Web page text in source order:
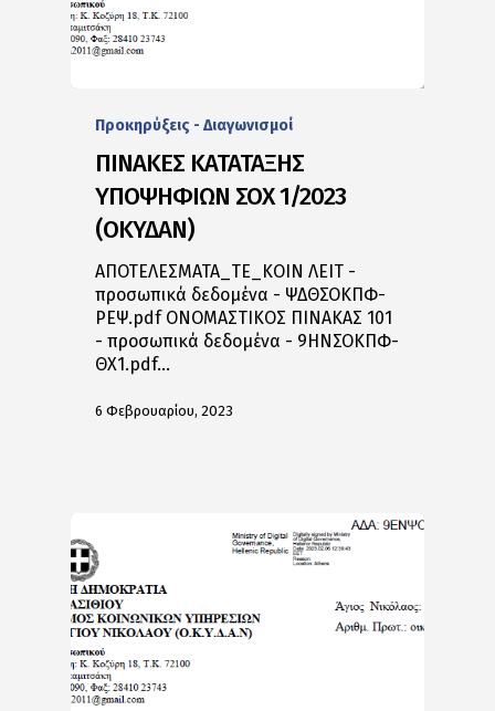
Προκηρύξεις - Διαγωνισμοί
ΠΙΝΑΚΕΣ ΚΑΤΑΤΑΞΗΣ
ΥΠΟΨΗΦΙΩΝ ΣΟΧ 1/2023
(ΟΚΥΔΑΝ)
ΑΠΟΤΕΛΕΣΜΑΤΑ_ΤE_ΚΟΙΝ ΛΕΙΤ -
προσωπικά δεδομένα - ΨΔΘΣΟΚΠΦ-
ΡΕΨ.pdf ΟΝΟΜΑΣΤΙΚΟΣ ΠΙΝΑΚΑΣ 101
- προσωπικά δεδομένα - 9ΗΝΣΟΚΠΦ-
ΘΧ1.pdf…
6 Φεβρουαρίου, 2023